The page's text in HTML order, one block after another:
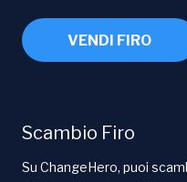
VENDI FIRO
Scambio Firo
Su ChangeHero, puoi